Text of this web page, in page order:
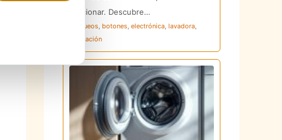
funcionar. Descubre…
bloqueos, botones, electrónica, lavadora,
reparación